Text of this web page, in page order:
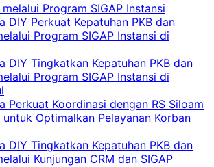
melalui Program SIGAP Instansi
DIY Perkuat Kepatuhan PKB dan
Program SIGAP Instansi di
DIY Tingkatkan Kepatuhan PKB dan
Program SIGAP Instansi di
Perkuat Koordinasi dengan RS Siloam
Optimalkan Pelayanan Korban
DIY Tingkatkan Kepatuhan PKB dan
Kunjungan CRM dan SIGAP